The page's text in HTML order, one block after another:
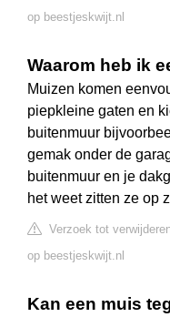
op beestjeskwijt.nl
Waarom heb ik
Muizen komen
piepkleine gaten en
buitenmuur
gemak onder de
buitenmuur en je
het weet zitten ze op
Verzoek tot
op beestjeskwijt.nl
Kan een muis